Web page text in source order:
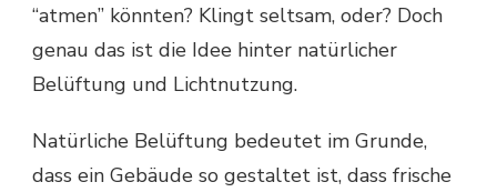
“atmen” könnten? Klingt seltsam, oder? Doch
genau das ist die Idee hinter natürlicher
Belüftung und Lichtnutzung.
Natürliche Belüftung bedeutet im Grunde,
dass ein Gebäude so gestaltet ist, dass frische